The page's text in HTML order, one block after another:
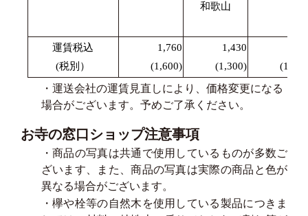
和歌山
運賃税込
(税別）
1,760
(1,600)
1,430
(1,300)
・運送会社の運賃見直しにより、価格変更になる
場合がございます。予めご了承ください。
お寺の窓口ショップ注意事項
・商品の写真は共通で使用しているものが多数ご
ざいます、また、商品の写真は実際の商品と色が
異なる場合がございます。
・欅や栓等の自然木を使用している製品につきま